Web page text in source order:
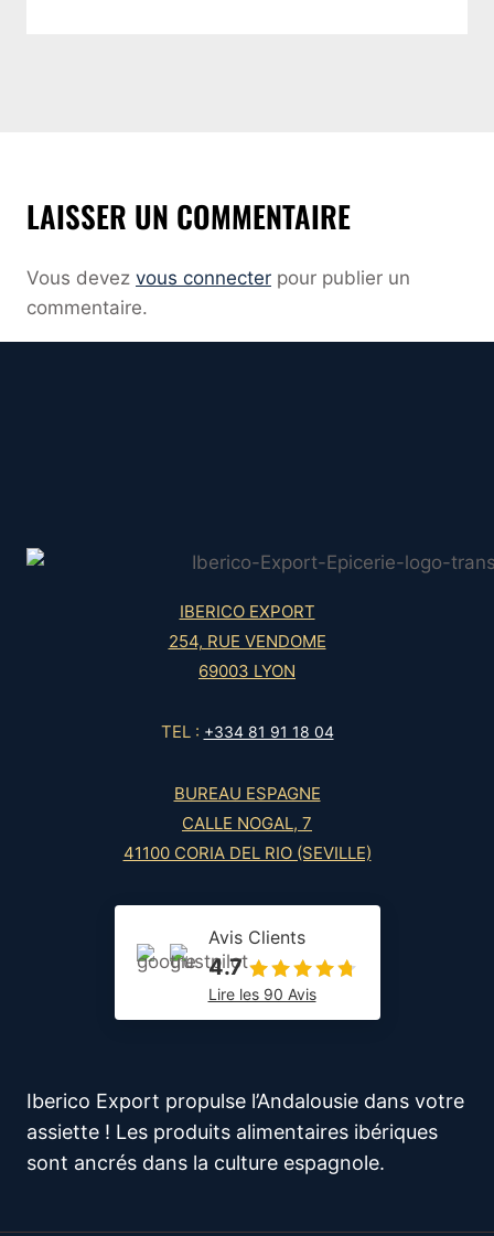
LAISSER UN COMMENTAIRE
Vous devez vous connecter pour publier un
commentaire.
IBERICO EXPORT
254, RUE VENDOME
69003 LYON
TEL : +334 81 91 18 04
BUREAU ESPAGNE
CALLE NOGAL, 7
41100 CORIA DEL RIO (SEVILLE)
Avis Clients
4.7
Lire les 90 Avis
Iberico Export propulse l’Andalousie dans votre
assiette ! Les produits alimentaires ibériques
sont ancrés dans la culture espagnole.